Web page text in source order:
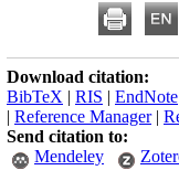
Download citation:
BibTeX | RIS | EndNote
| Reference Manager|
Send citation to:
Mendeley